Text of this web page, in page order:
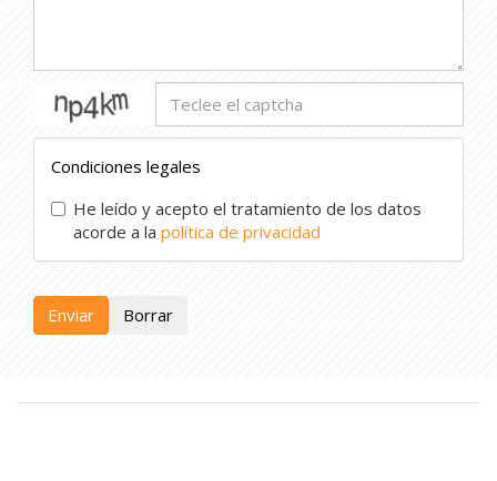
Condiciones legales
He leído y acepto el tratamiento de los datos
acorde a la política de privacidad
Enviar Borrar